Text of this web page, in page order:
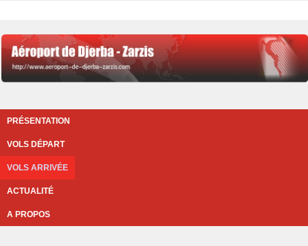
PRÉSENTATION
VOLS DÉPART
VOLS ARRIVÉE
ACTUALITÉ
A PROPOS